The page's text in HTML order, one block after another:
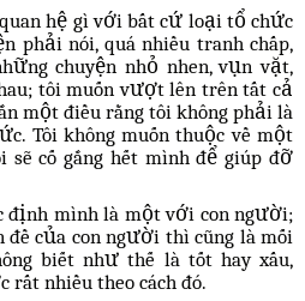
hệ gì với bất cứ loại tổ chức
phải nói, quá nhiều tranh chấp,
chuyện nhỏ nhen, vụn vặt,
tôi muốn vượt lên trên tất cả
một điều rằng tôi không phải là
Tôi không muốn thuộc về một
sẽ cố gắng hết mình để giúp đỡ
định mình là một với con người;
đề của con người thì cũng là mối
biết như thế là tốt hay xấu,
nhiều theo cách đó.